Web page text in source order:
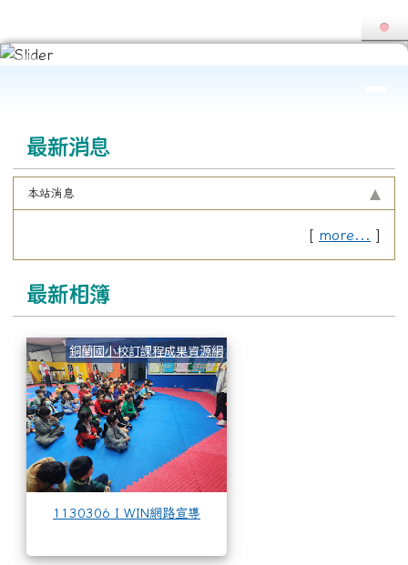
跳至主內容區
花蓮縣國教輔導團暨教師專業社群
上中區域內容
最新消息
本站消息
[ more... ]
最新相簿
銅蘭國小校訂課程成果資源網1130306 I WIN網路宣導
1130306 I WIN網路宣導